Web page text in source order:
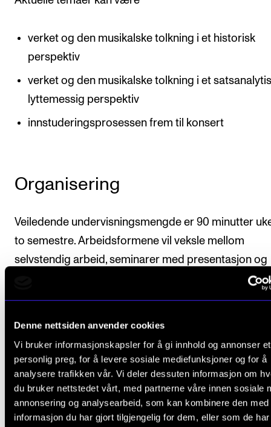
Denne nettsiden anvender cookies
Vi bruker informasjonskapsler for å gi innhold og annonser et
personlig preg, for å levere sosiale mediefunksjoner og for å
analysere trafikken vår. Vi deler dessuten informasjon om
du bruker nettstedet vårt, med partnerne våre innen sosiale
annonsering og analysearbeid, som kan kombinere den med
informasjon du har gjort tilgjengelig for dem, eller som de
verket og den musikalske tolkning i et historisk
perspektiv
verket og den musikalske tolkning i et
lyttemessig perspektiv
innstuderingsprosessen frem til konsert
Organisering
Veiledende undervisningsmengde er 90 minutter
to semestre. Arbeidsformene vil veksle mellom
selvstendig arbeid, seminarer med presentasjon og
workshop, lærerstyrt undervisning, diskusjoner og
konsert.
Kammermusikkgruppens medlemmer er gjensidig
ansvarlige for å gjennomføre en kontinuerlig
arbeidsprosess med ukentlige prøver.